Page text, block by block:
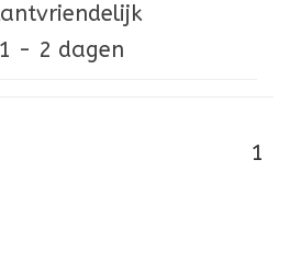
1 - 2 dagen
1